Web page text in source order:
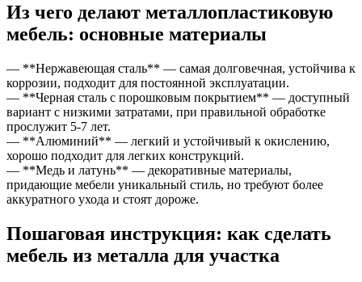
Из чего делают металлопластиковую
мебель: основные материалы
— **Нержавеющая сталь** — самая долговечная, устойчива к
коррозии, подходит для постоянной эксплуатации.
— **Черная сталь с порошковым покрытием** — доступный
вариант с низкими затратами, при правильной обработке
прослужит 5-7 лет.
— **Алюминий** — легкий и устойчивый к окислению,
хорошо подходит для легких конструкций.
— **Медь и латунь** — декоративные материалы,
придающие мебели уникальный стиль, но требуют более
аккуратного ухода и стоят дороже.
Пошаговая инструкция: как сделать
мебель из металла для участка